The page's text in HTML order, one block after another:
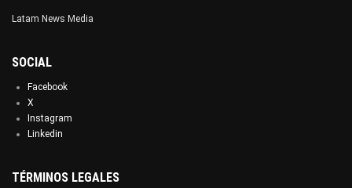
Latam News Media
SOCIAL
Facebook
X
Instagram
Linkedin
TÉRMINOS LEGALES